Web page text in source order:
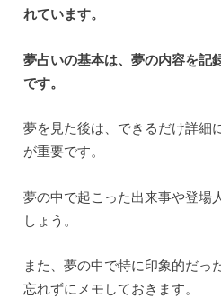
れています。
夢占いの基本は、夢の内容を記
です。
夢を見た後は、できるだけ詳細
が重要です。
夢の中で起こった出来事や登場
しょう。
また、夢の中で特に印象的だっ
忘れずにメモしておきます。